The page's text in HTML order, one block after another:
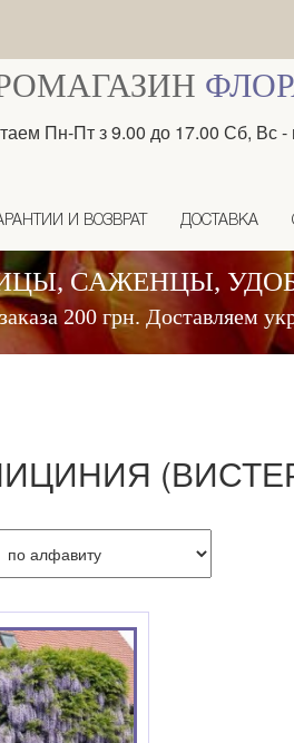
Пн-Пт з 9.00 до 17.00 Сб, Вс -
И ВОЗВРАТ ДОСТАВКА
САЖЕНЦЫ,
200 грн. Доставляем